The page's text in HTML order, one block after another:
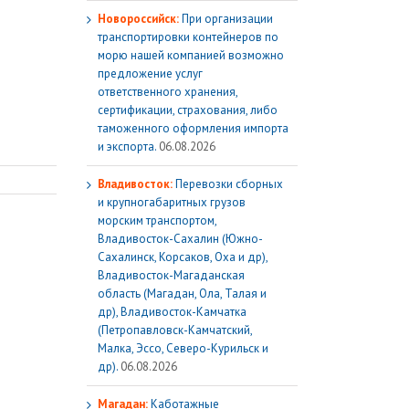
Новороссийск:При организации
транспортировки контейнеров по
морю нашей компанией возможно
предложение услуг
ответственного хранения,
сертификации, страхования, либо
таможенного оформления импорта
и экспорта. 06.08.2026
Владивосток:Перевозки сборных
и крупногабаритных грузов
морским транспортом,
Владивосток-Сахалин (Южно-
Сахалинск, Корсаков, Оха и др),
Владивосток-Магаданская
область (Магадан, Ола, Талая и
др), Владивосток-Камчатка
(Петропавловск-Камчатский,
Малка, Эссо, Северо-Курильск и
др). 06.08.2026
Магадан:Каботажные